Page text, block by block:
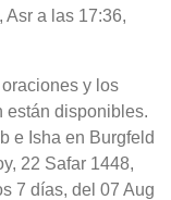
Asr a las 17:36,
y los
están disponibles.
e Isha en Burgfeld
22 Safar 1448,
7 días, del 07 Aug